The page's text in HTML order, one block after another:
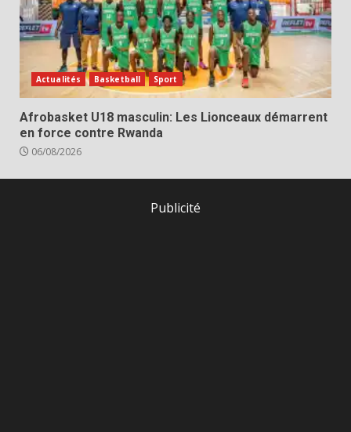
Actualités Basketball Sport
Afrobasket U18 masculin: Les Lionceaux démarrent
en force contre Rwanda
06/08/2026
Publicité